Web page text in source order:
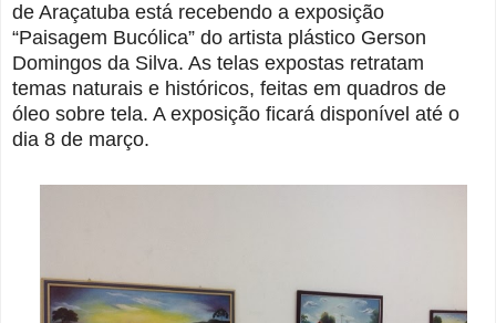
de Araçatuba está recebendo a exposição
“Paisagem Bucólica” do artista plástico Gerson
Domingos da Silva. As telas expostas retratam
temas naturais e históricos, feitas em quadros de
óleo sobre tela. A exposição ficará disponível até o
dia 8 de março.